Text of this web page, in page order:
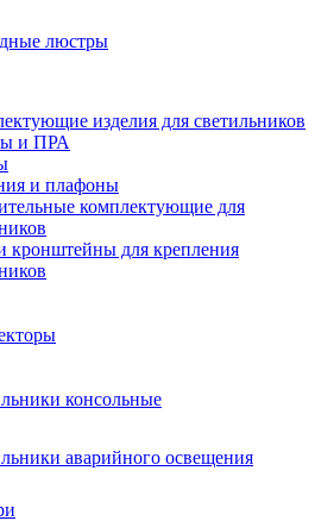
люстры
изделия для светильников
и ПРА
и плафоны
комплектующие для
кронштейны для крепления
консольные
аварийного освещения